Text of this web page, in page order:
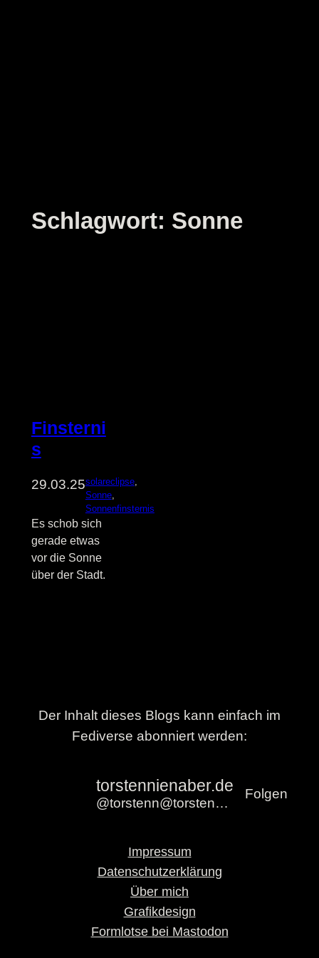
Schlagwort: Sonne
Finsterni
s
29.03.25solareclipse
Sonne
Sonnenfinsternis
Es schob sich
gerade etwas
vor die Sonne
über der Stadt.
Der Inhalt dieses Blogs kann einfach im
Fediverse abonniert werden:
torstennienaber.de
@torstenn@torstennienaber.de
Folgen
Impressum
Datenschutzerklärung
Über mich
Grafikdesign
Formlotse bei Mastodon